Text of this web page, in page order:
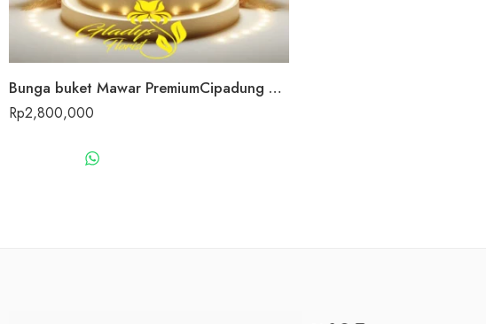
Bunga buket Mawar PremiumCipadung Wetan
Rp2,800,000